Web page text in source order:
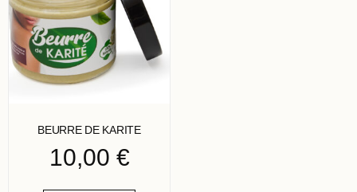
BEURRE DE KARITE
10,00 €